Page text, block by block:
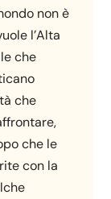
non è
l’Alta
che
che
che le
con la